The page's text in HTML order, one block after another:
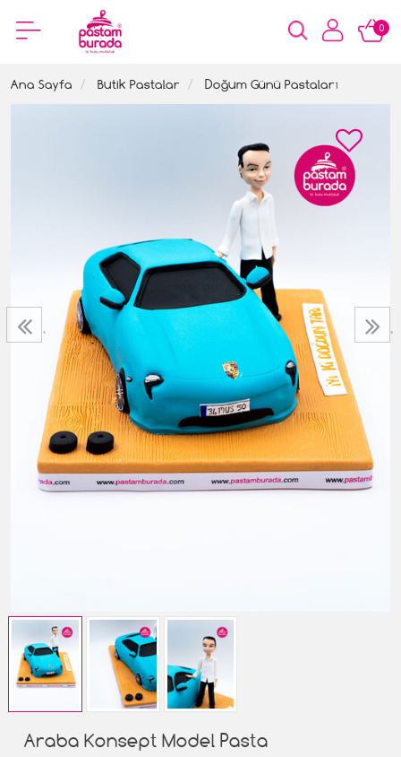
0
Ana Sayfa Butik Pastalar Doğum Günü Pastaları
‹ ›
Araba Konsept Model Pasta